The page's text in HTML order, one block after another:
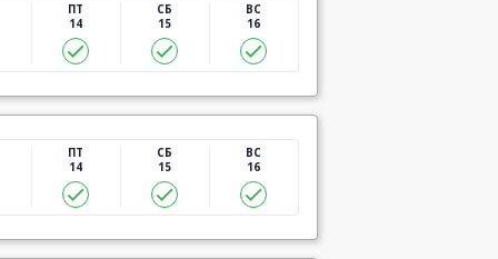
ПТ
14
СБ
15
ВС
16
ПТ
14
СБ
15
ВС
16